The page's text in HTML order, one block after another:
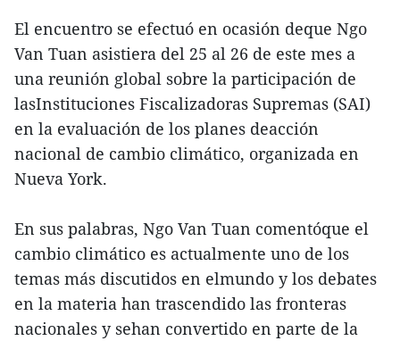
El encuentro se efectuó en ocasión deque Ngo
Van Tuan asistiera del 25 al 26 de este mes a
una reunión global sobre la participación de
lasInstituciones Fiscalizadoras Supremas (SAI)
en la evaluación de los planes deacción
nacional de cambio climático, organizada en
Nueva York.
En sus palabras, Ngo Van Tuan comentóque el
cambio climático es actualmente uno de los
temas más discutidos en elmundo y los debates
en la materia han trascendido las fronteras
nacionales y sehan convertido en parte de la